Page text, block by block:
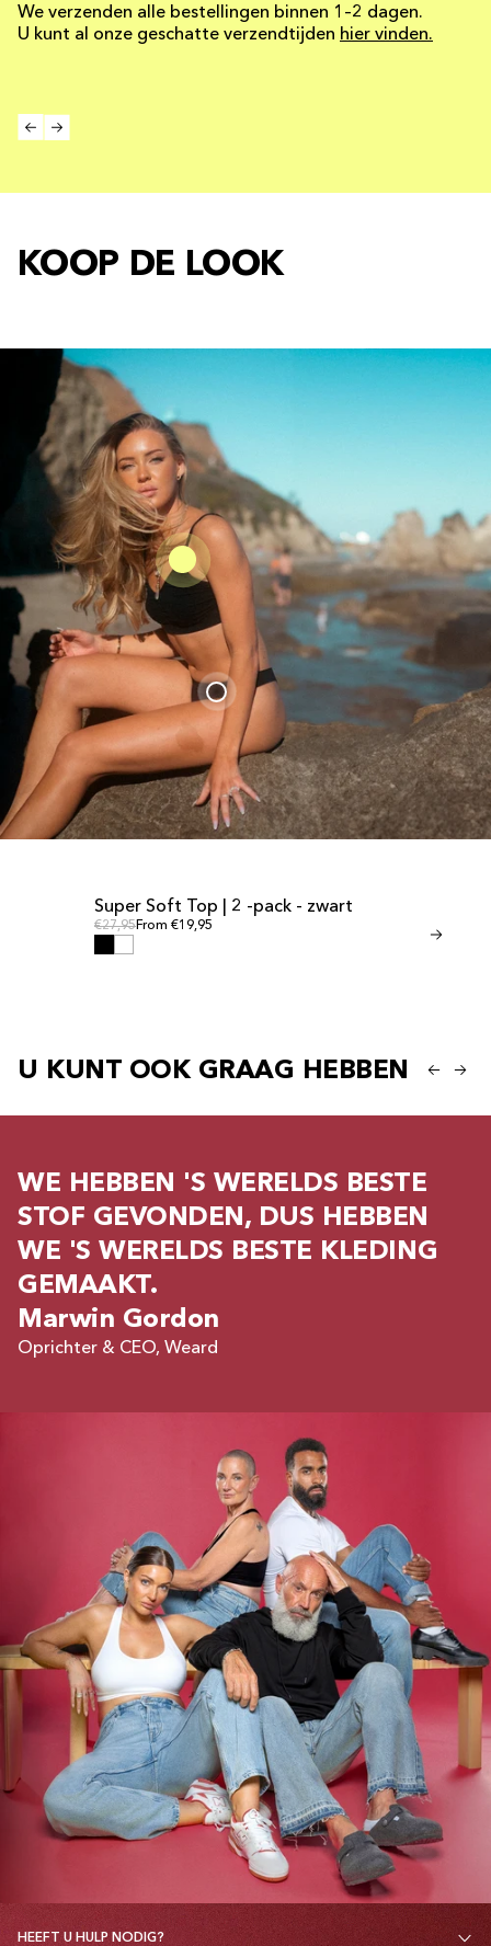
We verzenden alle bestellingen binnen 1–2 dagen.
U kunt al onze geschatte verzendtijden hier vinden.
KOOP DE LOOK
UITVERKOOP
Super Soft Top | 2 -pack - zwart
Reguliere prijs
€27,95Reguliere prijs
From €19,95
zwart</tc>
U KUNT OOK GRAAG HEBBEN
WE HEBBEN 'S WERELDS BESTE
STOF GEVONDEN, DUS HEBBEN
WE 'S WERELDS BESTE KLEDING
GEMAAKT.
Marwin Gordon
Oprichter & CEO, Weard
HEEFT U HULP NODIG?